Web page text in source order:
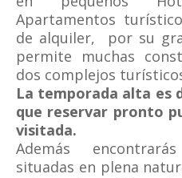
Apartamentos
de alquiler, por su
permite muchas
dos complejos
La temporada alta es
que reservar pronto
visitada.
Además encontrarás
situadas en plena